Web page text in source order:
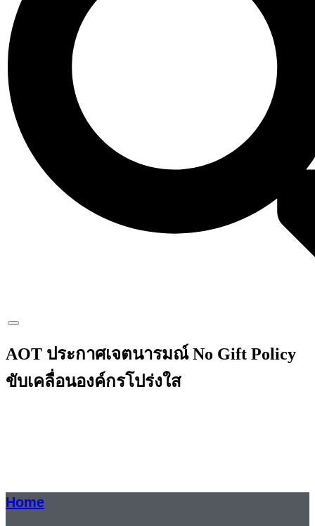
AOT ประกาศเจตนารมณ์ No Gift Policy
ขับเคลื่อนองค์กรโปร่งใส
Home